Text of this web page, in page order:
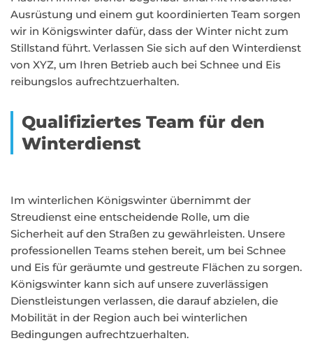
Ausrüstung und einem gut koordinierten Team sorgen
wir in Königswinter dafür, dass der Winter nicht zum
Stillstand führt. Verlassen Sie sich auf den Winterdienst
von XYZ, um Ihren Betrieb auch bei Schnee und Eis
reibungslos aufrechtzuerhalten.
Qualifiziertes Team für den
Winterdienst
Im winterlichen Königswinter übernimmt der
Streudienst eine entscheidende Rolle, um die
Sicherheit auf den Straßen zu gewährleisten. Unsere
professionellen Teams stehen bereit, um bei Schnee
und Eis für geräumte und gestreute Flächen zu sorgen.
Königswinter kann sich auf unsere zuverlässigen
Dienstleistungen verlassen, die darauf abzielen, die
Mobilität in der Region auch bei winterlichen
Bedingungen aufrechtzuerhalten.